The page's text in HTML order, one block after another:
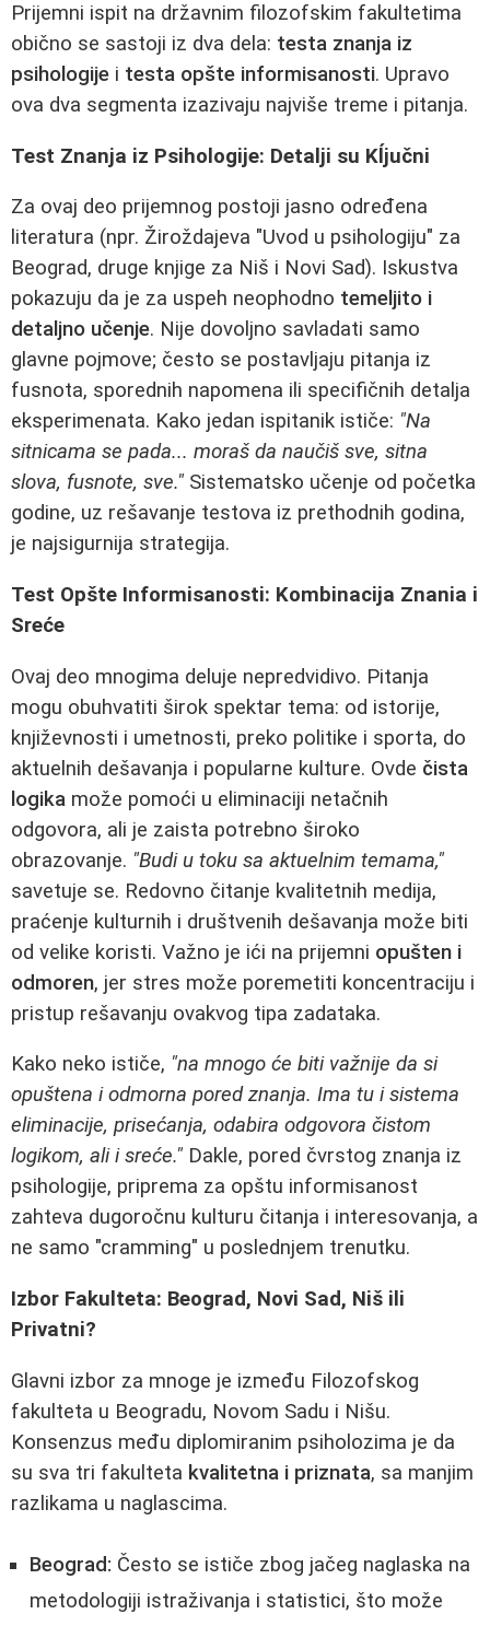
Prijemni ispit na državnim filozofskim fakultetima
obično se sastoji iz dva dela: testa znanja iz
psihologije i testa opšte informisanosti. Upravo
ova dva segmenta izazivaju najviše treme i pitanja.
Test Znanja iz Psihologije: Detalji su Kĺjučni
Za ovaj deo prijemnog postoji jasno određena
literatura (npr. Žiroždajeva "Uvod u psihologiju" za
Beograd, druge knjige za Niš i Novi Sad). Iskustva
pokazuju da je za uspeh neophodno temeljito i
detaljno učenje. Nije dovoljno savladati samo
glavne pojmove; često se postavljaju pitanja iz
fusnota, sporednih napomena ili specifičnih detalja
eksperimenata. Kako jedan ispitanik ističe: "Na
sitnicama se pada... moraš da naučiš sve, sitna
slova, fusnote, sve." Sistematsko učenje od početka
godine, uz rešavanje testova iz prethodnih godina,
je najsigurnija strategija.
Test Opšte Informisanosti: Kombinacija Znania i
Sreće
Ovaj deo mnogima deluje nepredvidivo. Pitanja
mogu obuhvatiti širok spektar tema: od istorije,
književnosti i umetnosti, preko politike i sporta, do
aktuelnih dešavanja i popularne kulture. Ovde čista
logika može pomoći u eliminaciji netačnih
odgovora, ali je zaista potrebno široko
obrazovanje. "Budi u toku sa aktuelnim temama,"
savetuje se. Redovno čitanje kvalitetnih medija,
praćenje kulturnih i društvenih dešavanja može biti
od velike koristi. Važno je ići na prijemni opušten i
odmoren, jer stres može poremetiti koncentraciju i
pristup rešavanju ovakvog tipa zadataka.
Kako neko ističe, "na mnogo će biti važnije da si
opuštena i odmorna pored znanja. Ima tu i sistema
eliminacije, prisećanja, odabira odgovora čistom
logikom, ali i sreće." Dakle, pored čvrstog znanja iz
psihologije, priprema za opštu informisanost
zahteva dugoročnu kulturu čitanja i interesovanja, a
ne samo "cramming" u poslednjem trenutku.
Izbor Fakulteta: Beograd, Novi Sad, Niš ili
Privatni?
Glavni izbor za mnoge je između Filozofskog
fakulteta u Beogradu, Novom Sadu i Nišu.
Konsenzus među diplomiranim psiholozima je da
su sva tri fakulteta kvalitetna i priznata, sa manjim
razlikama u naglascima.
Beograd: Često se ističe zbog jačeg naglaska na
metodologiji istraživanja i statistici, što može